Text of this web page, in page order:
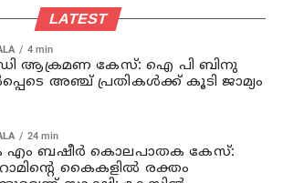
LATEST
4 min
ആക്രമണ കേസ്: ഐ പി ബിനു
അഞ്ച് പ്രതികള്‍ക്ക് കൂടി ജാമ്യം
24 min
എം ബഷീര്‍ കൊലപാതക കേസ്:
കൈകളില്‍ രക്തം